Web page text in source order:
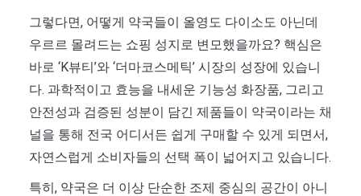
그렇다면, 어떻게 약국들이 올영도 다이소도 아닌데
우르르 몰려드는 쇼핑 성지로 변모했을까요? 핵심은
바로 ‘K뷰티’와 ‘더마코스메틱’ 시장의 성장에 있습니
다. 과학적이고 효능을 내세운 기능성 화장품, 그리고
안전성과 검증된 성분이 담긴 제품들이 약국이라는 채
널을 통해 전국 어디서든 쉽게 구매할 수 있게 되면서,
자연스럽게 소비자들의 선택 폭이 넓어지고 있습니다.
특히, 약국은 더 이상 단순한 조제 중심의 공간이 아니